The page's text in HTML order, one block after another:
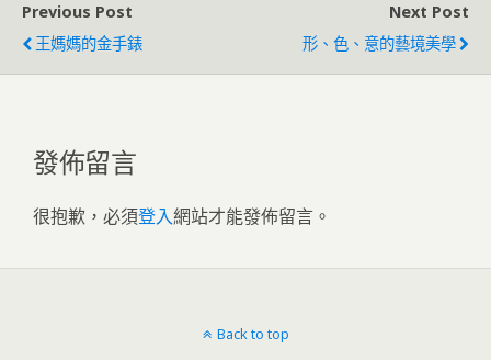
Previous Post
王媽媽的金手錶
Next Post
形、色、意的藝境美學
發佈留言
很抱歉，必須登入網站才能發佈留言。
Back to top